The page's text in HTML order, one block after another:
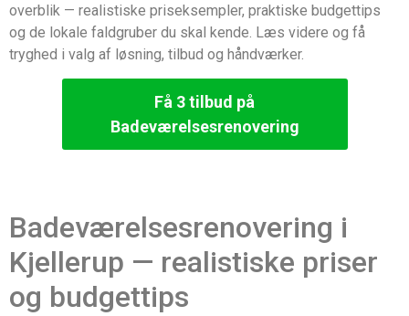
overblik — realistiske priseksempler, praktiske budgettips
og de lokale faldgruber du skal kende. Læs videre og få
tryghed i valg af løsning, tilbud og håndværker.
Få 3 tilbud på
Badeværelsesrenovering
Badeværelsesrenovering i
Kjellerup — realistiske priser
og budgettips